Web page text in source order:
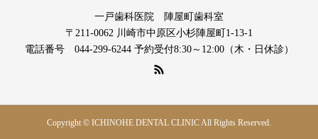
一戸歯科医院 陣屋町歯科室
〒211-0062 川崎市中原区小杉陣屋町1-13-1
電話番号 044-299-6244 予約受付8:30～12:00（木・日休診）
Copyright © ICHINOHE DENTAL CLINIC All Rights Reserved.